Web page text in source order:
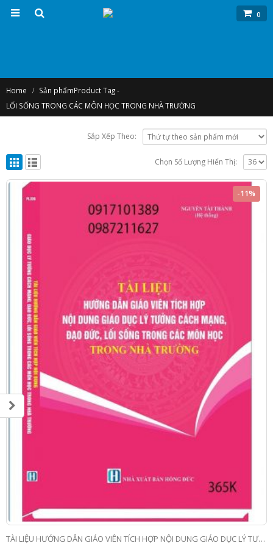
0
Home Sản phẩmProduct Tag -
LỐI SỐNG TRONG CÁC MÔN HỌC TRONG NHÀ TRƯỜNG
Sắp Xếp Theo:
Chọn Số Lượng Hiển Thị:
-11%
TÀI LIỆU HƯỚNG DẪN GIÁO VIÊN TÍCH HỢP NỘI DUNG GIÁO DỤC LÝ TƯỞNG CÁCH MẠNG, ĐẠO ĐỨC, LỐI SỐNG TRONG CÁC MÔN HỌC TRONG NHÀ TRƯỜNG